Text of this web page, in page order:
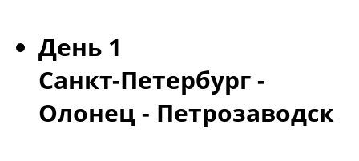
День 1
Санкт-Петербург -
Олонец - Петрозаводск